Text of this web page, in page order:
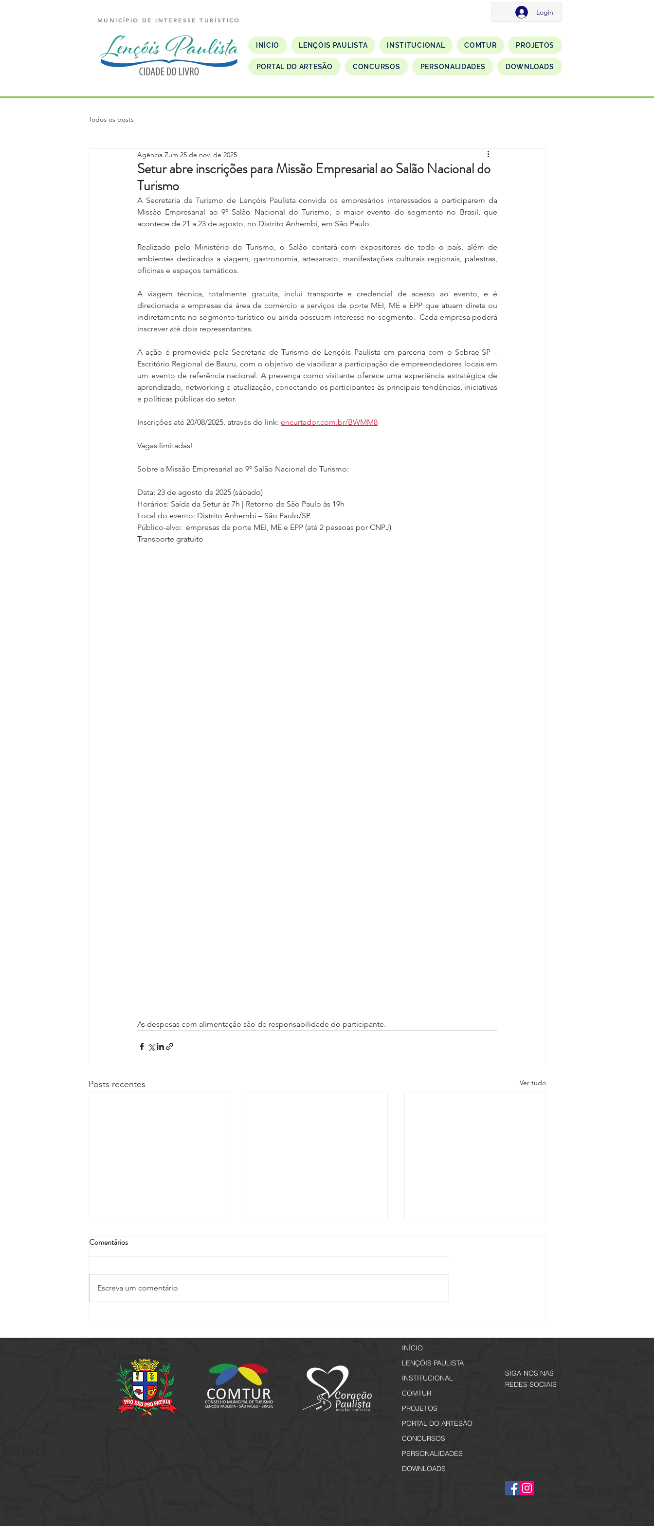
MUNICÍPIO DE INTERESSE TURÍSTICO
INÍCIO LENÇÓIS PAULISTA INSTITUCIONAL COMTUR PROJETOS
PORTAL DO ARTESÃO CONCURSOS PERSONALIDADES DOWNLOADS
Login
Todos os posts
Setur abre inscrições para Missão Empresarial ao Salão Nacional do
Turismo
Agência Zum 25 de nov. de 2025
A Secretaria de Turismo de Lençóis Paulista convida os empresários interessados a participarem da
Missão Empresarial ao 9º Salão Nacional do Turismo, o maior evento do segmento no Brasil, que
acontece de 21 a 23 de agosto, no Distrito Anhembi, em São Paulo.
Realizado pelo Ministério do Turismo, o Salão contará com expositores de todo o país, além de
ambientes dedicados a viagem, gastronomia, artesanato, manifestações culturais regionais, palestras,
oficinas e espaços temáticos.
A viagem técnica, totalmente gratuita, inclui transporte e credencial de acesso ao evento, e é
direcionada a empresas da área de comércio e serviços de porte MEI, ME e EPP que atuam direta ou
indiretamente no segmento turístico ou ainda possuem interesse no segmento.  Cada empresa poderá
inscrever até dois representantes.
A ação é promovida pela Secretaria de Turismo de Lençóis Paulista em parceria com o Sebrae-SP –
Escritório Regional de Bauru, com o objetivo de viabilizar a participação de empreendedores locais em
um evento de referência nacional. A presença como visitante oferece uma experiência estratégica de
aprendizado, networking e atualização, conectando os participantes às principais tendências, iniciativas
e políticas públicas do setor.
Inscrições até 20/08/2025, através do link: encurtador.com.br/BWMM8
Vagas limitadas!
Sobre a Missão Empresarial ao 9º Salão Nacional do Turismo:
Data: 23 de agosto de 2025 (sábado)
Horários: Saída da Setur às 7h | Retorno de São Paulo às 19h
Local do evento: Distrito Anhembi – São Paulo/SP
Público-alvo:  empresas de porte MEI, ME e EPP (até 2 pessoas por CNPJ)
Transporte gratuito
As despesas com alimentação são de responsabilidade do participante.
Posts recentes Ver tudo
Comentários
Escreva um comentário
INÍCIO
LENÇÓIS PAULISTA
INSTITUCIONAL
COMTUR
PROJETOS
PORTAL DO ARTESÃO
CONCURSOS
PERSONALIDADES
DOWNLOADS
SIGA-NOS NAS
REDES SOCIAIS